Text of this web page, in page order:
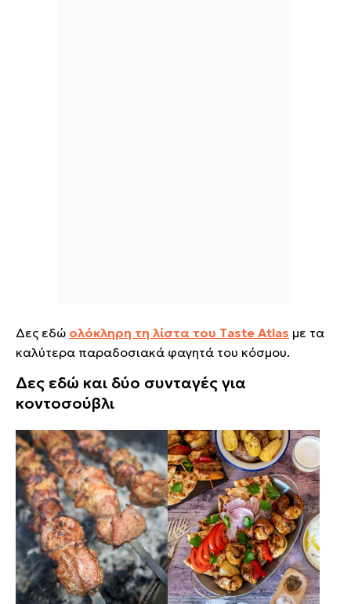
Δες εδώ ολόκληρη τη λίστα του Taste Atlas με τα
καλύτερα παραδοσιακά φαγητά του κόσμου.
Δες εδώ και δύο συνταγές για
κοντοσούβλι